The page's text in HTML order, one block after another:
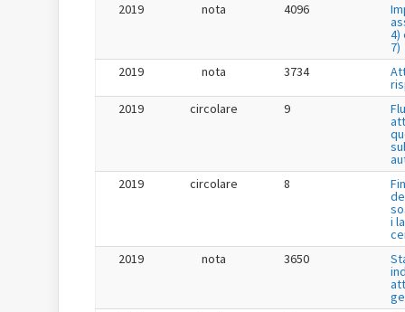
2019 nota 4096
4)
7)
2019
nota 3734
2019
circolare 9
2019
circolare 8
i
2019
nota 3650